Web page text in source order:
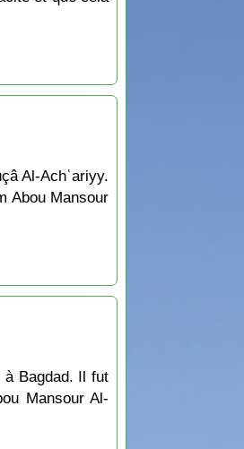
Al-Achʿariyy.
Abou Mansour
à Bagdad. Il fut
Mansour Al-